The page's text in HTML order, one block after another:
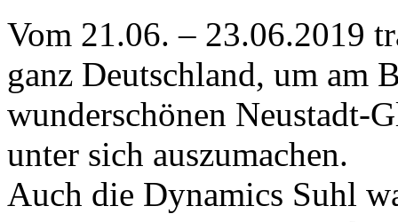
Vom 21.06. – 23.06.2019
ganz Deutschland, um am
wunderschönen Neustadt-
unter sich auszumachen.
Auch die Dynamics Suhl